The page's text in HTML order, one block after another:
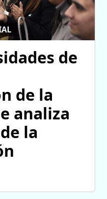
de
de la
analiza
la